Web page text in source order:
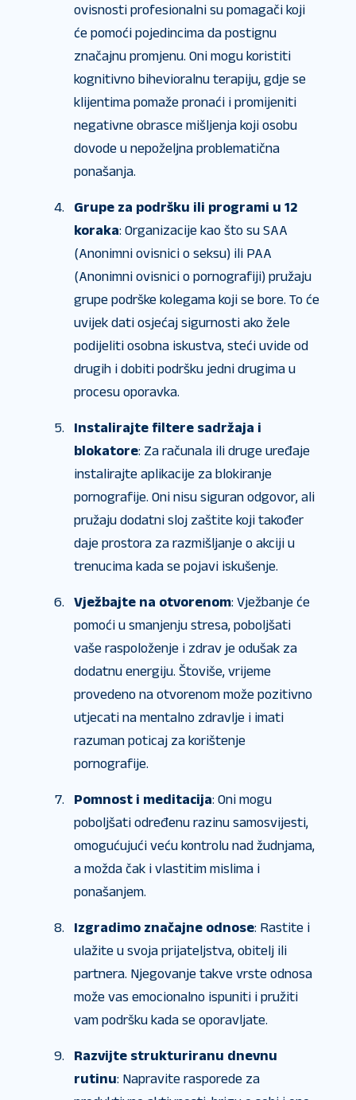
ovisnosti profesionalni su pomagači koji
će pomoći pojedincima da postignu
značajnu promjenu. Oni mogu koristiti
kognitivno bihevioralnu terapiju, gdje se
klijentima pomaže pronaći i promijeniti
negativne obrasce mišljenja koji osobu
dovode u nepoželjna problematična
ponašanja.
Grupe za podršku ili programi u 12
koraka: Organizacije kao što su SAA
(Anonimni ovisnici o seksu) ili PAA
(Anonimni ovisnici o pornografiji) pružaju
grupe podrške kolegama koji se bore. To će
uvijek dati osjećaj sigurnosti ako žele
podijeliti osobna iskustva, steći uvide od
drugih i dobiti podršku jedni drugima u
procesu oporavka.
Instalirajte filtere sadržaja i
blokatore: Za računala ili druge uređaje
instalirajte aplikacije za blokiranje
pornografije. Oni nisu siguran odgovor, ali
pružaju dodatni sloj zaštite koji također
daje prostora za razmišljanje o akciji u
trenucima kada se pojavi iskušenje.
Vježbajte na otvorenom: Vježbanje će
pomoći u smanjenju stresa, poboljšati
vaše raspoloženje i zdrav je odušak za
dodatnu energiju. Štoviše, vrijeme
provedeno na otvorenom može pozitivno
utjecati na mentalno zdravlje i imati
razuman poticaj za korištenje
pornografije.
Pomnost i meditacija: Oni mogu
poboljšati određenu razinu samosvijesti,
omogućujući veću kontrolu nad žudnjama,
a možda čak i vlastitim mislima i
ponašanjem.
Izgradimo značajne odnose: Rastite i
ulažite u svoja prijateljstva, obitelj ili
partnera. Njegovanje takve vrste odnosa
može vas emocionalno ispuniti i pružiti
vam podršku kada se oporavljate.
Razvijte strukturiranu dnevnu
rutinu: Napravite rasporede za